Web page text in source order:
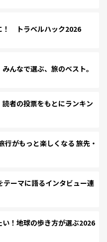
！ トラベルハック2026
んなで選ぶ、旅のベスト。
者の投票をもとにランキン
がもっと楽しくなる 旅先・
ーマに語るインタビュー連
！地球の歩き方が選ぶ2026